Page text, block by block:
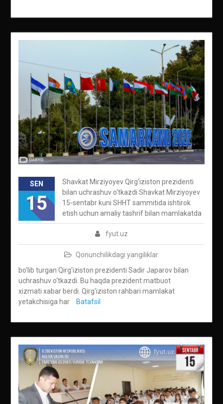
SEN
15
fyut.uz
Qonunchilikdagi yangiliklar
Shavkat Mirziyoyev Qirg‘iziston prezidenti
bilan uchrashuv o‘tkazdi Shavkat Mirziyoyev
15-sentabr kuni SHHT sammitida ishtirok
etish uchun amaliy tashrif bilan mamlakatda
bo‘lib turgan Qirg‘iziston prezidenti Sadir Japarov bilan
uchrashuv o‘tkazdi. Bu haqda prezident matbuot
xizmati xabar berdi. Qirg‘iziston rahbari mamlakat
yetakchisiga har
Batafsil